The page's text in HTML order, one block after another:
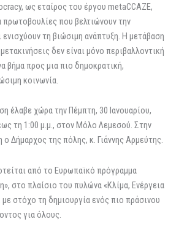
ως εταίρος του έργου metaCCAZE,
πρωτοβουλίες που βελτιώνουν την
τη βιώσιμη ανάπτυξη. Η μετάβαση
δεν είναι μόνο περιβαλλοντική
βήμα προς μια πιο δημοκρατική,
κοινωνία.
έλαβε χώρα την Πέμπτη, 30 Ιανουαρίου,
τη 1:00 μ.μ., στον Μόλο Λεμεσού. Στην
Δήμαρχος της πόλης, κ. Γιάννης Αρμεύτης.
από το Ευρωπαϊκό πρόγραμμα
στο πλαίσιο του πυλώνα «Κλίμα, Ενέργεια
με στόχο τη δημιουργία ενός πιο πράσινου
για όλους.